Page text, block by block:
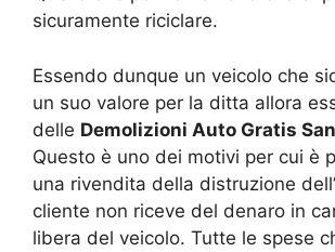
sicuramente riciclare.
Essendo dunque un veicolo che
un suo valore per la ditta allora
delle Demolizioni Auto Gratis
Questo è uno dei motivi per cui è
una rivendita della distruzione
cliente non riceve del denaro in
libera del veicolo. Tutte le spese